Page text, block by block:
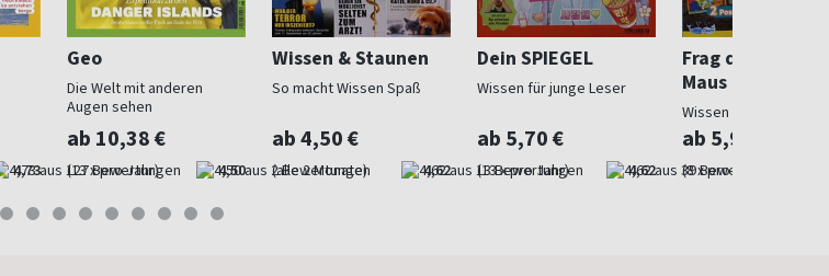
4,73
Geo
Die Welt mit anderen
Augen sehen
ab 10,38 €
(13 x pro Jahr) 4,50
Wissen & Staunen
So macht Wissen Spaß
ab 4,50 €
(alle 2 Monate) 4,62
Dein SPIEGEL
Wissen für junge Leser
ab 5,70 €
(13 x pro Jahr) 4,62
Frag doch mal
Maus
Wissen im TV
ab 5,99 €
(8 x pro Jahr)